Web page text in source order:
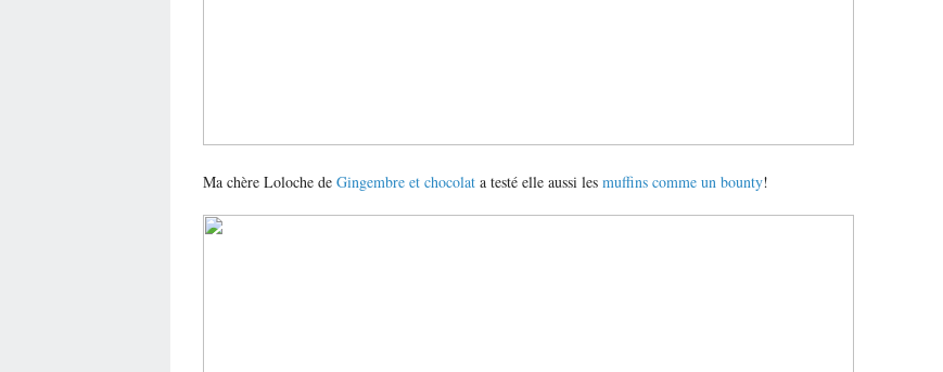
Ma chère Loloche de Gingembre et chocolat a testé elle aussi les muffins comme un bounty!